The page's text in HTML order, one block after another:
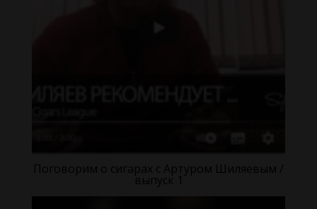
Поговорим о сигарах с Артуром Шиляевым /
выпуск 1